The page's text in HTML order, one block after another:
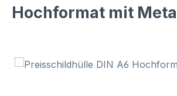
Hochformat mit
Bildergalerie überspringen